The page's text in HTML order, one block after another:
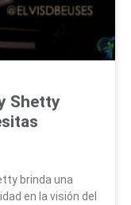
Shetty
brinda una
en la visión del